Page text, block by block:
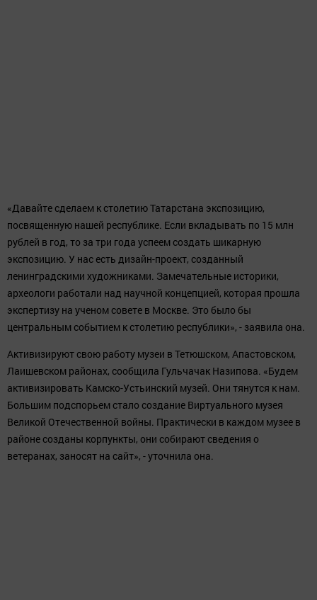
«Давайте сделаем к столетию Татарстана экспозицию,
посвященную нашей республике. Если вкладывать по 15 млн
рублей в год, то за три года успеем создать шикарную
экспозицию. У нас есть дизайн-проект, созданный
ленинградскими художниками. Замечательные историки,
археологи работали над научной концепцией, которая прошла
экспертизу на ученом совете в Москве. Это было бы
центральным событием к столетию республики», - заявила она.
Активизируют свою работу музеи в Тетюшском, Апастовском,
Лаишевском районах, сообщила Гульчачак Назипова. «Будем
активизировать Камско-Устьинский музей. Они тянутся к нам.
Большим подспорьем стало создание Виртуального музея
Великой Отечественной войны. Практически в каждом музее в
районе созданы корпункты, они собирают сведения о
ветеранах, заносят на сайт», - уточнила она.